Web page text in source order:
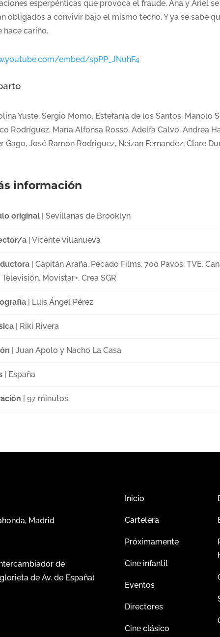
esperpénticas que provoca el fraude, Ana y Ariel se
obligados a convivir bajo el mismo techo. Y ya se sabe
hace cariño.
embed/spPP_JNuhF4
Yuste, Sergio Momo, Estefanía de los Santos, Manolo
Rodríguez, María Alfonsa Rosso, Adelfa Calvo, Andrea
Gago, José Ramón Rodriguez, Neizan Fernandez, Clare
información
original| Sevillanas de Brooklyn
a| Vicente Villanueva
| Capitán Araña, Pecado Films, 700 Pavos, TVE,
Movistar+, Crea SGR
| Luis Ángel Pérez
| Riki Rivera
| Juan Apolo y Nacho La Casa
| España
| 97 minutos
Madrid
de
de Av. de España)
Inicio
Cartelera
Próximamente
Cine infantil
Eventos
Directores
Cine clásico